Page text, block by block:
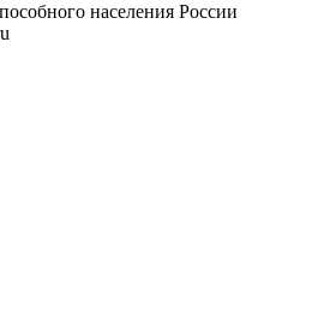
населения России